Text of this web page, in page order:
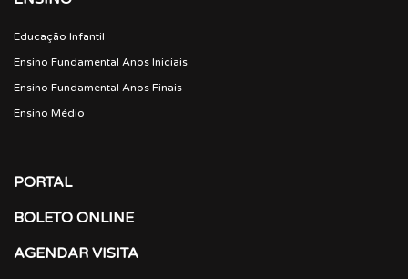
Educação Infantil
Ensino Fundamental Anos Iniciais
Ensino Fundamental Anos Finais
Ensino Médio
PORTAL
BOLETO ONLINE
AGENDAR VISITA